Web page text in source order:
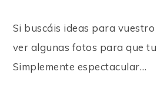
Si buscáis ideas para
ver algunas fotos para que
Simplemente espectacular…